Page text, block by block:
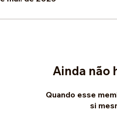
Ainda não
Quando esse
si